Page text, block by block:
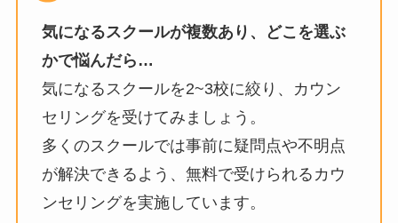
気になるスクールが複数あり、どこを選ぶ
かで悩んだら…
気になるスクールを2~3校に絞り、カウン
セリングを受けてみましょう。
多くのスクールでは事前に疑問点や不明点
が解決できるよう、無料で受けられるカウ
ンセリングを実施しています。